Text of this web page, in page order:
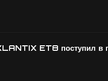
ET8 поступил в